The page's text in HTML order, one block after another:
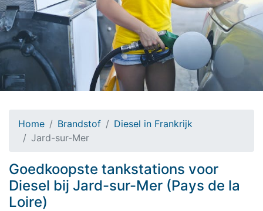
Home Brandstof
Diesel in Frankrijk
Jard-sur-Mer
Goedkoopste tankstations voor
Diesel bij Jard-sur-Mer (Pays de la
Loire)